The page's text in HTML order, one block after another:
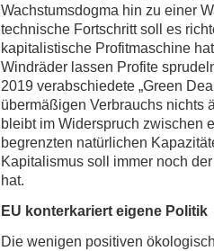
Wachstumsdogma hin zu einer
technische Fortschritt soll es
kapitalistische Profitmaschine
Windräder lassen Profite
2019 verabschiedete „Green
übermäßigen Verbrauchs nichts
bleibt im Widerspruch zwischen
begrenzten natürlichen
Kapitalismus soll immer noch
hat.
EU konterkariert eigene Politik
Die wenigen positiven